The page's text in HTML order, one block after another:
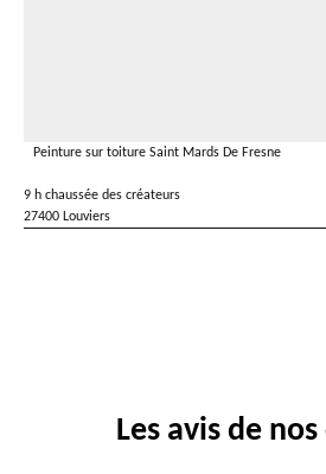
Peinture sur toiture Saint Mards De Fresne
9 h chaussée des créateurs
27400 Louviers
Les avis de